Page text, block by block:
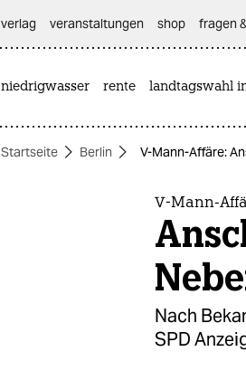
themen
verlag
veranstaltungen shop fragen
niedrigwasser rente landtagswahl
Startseite Berlin V-Mann-Affäre:
V-Mann-
Nach
SPD